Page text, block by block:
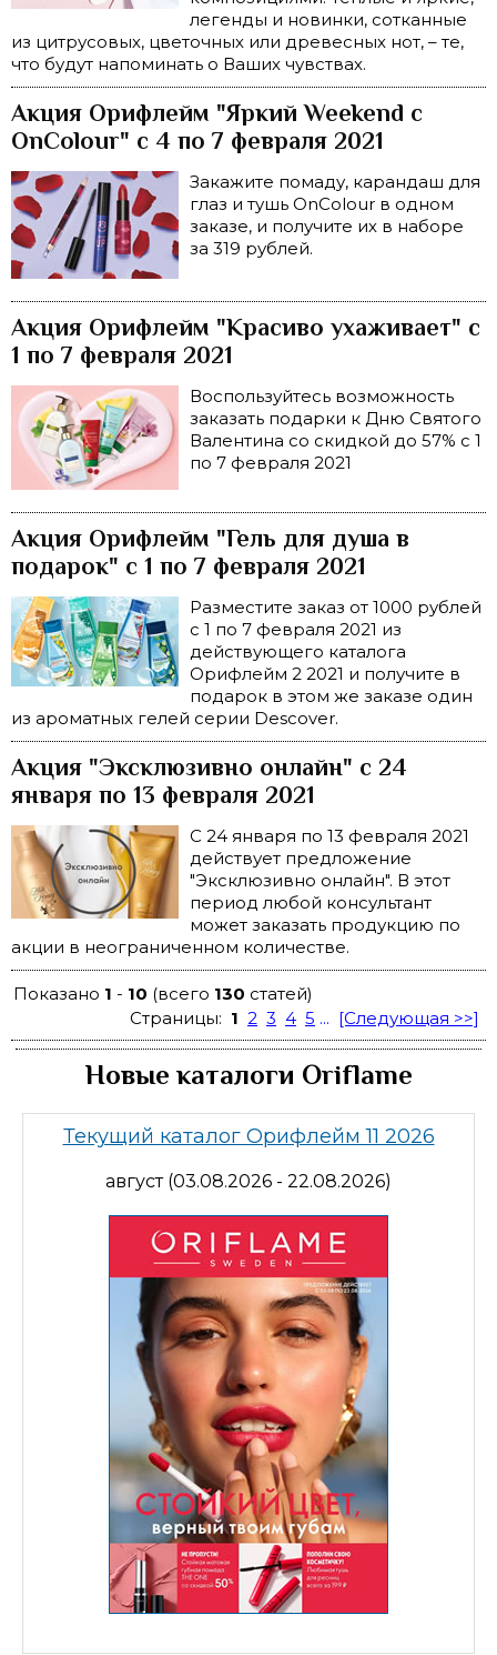
легенды и новинки, сотканные
из цитрусовых, цветочных или древесных нот, – те,
что будут напоминать о Ваших чувствах.
Акция Орифлейм "Яркий Weekend с
OnColour" с 4 по 7 февраля 2021
Закажите помаду, карандаш для
глаз и тушь OnColour в одном
заказе, и получите их в наборе
за 319 рублей.
Акция Орифлейм "Красиво ухаживает" с
1 по 7 февраля 2021
Воспользуйтесь возможность
заказать подарки к Дню Святого
Валентина со скидкой до 57% с 1
по 7 февраля 2021
Акция Орифлейм "Гель для душа в
подарок" с 1 по 7 февраля 2021
Разместите заказ от 1000 рублей
с 1 по 7 февраля 2021 из
действующего каталога
Орифлейм 2 2021 и получите в
подарок в этом же заказе один
из ароматных гелей серии Descover.
Акция "Эксклюзивно онлайн" c 24
января по 13 февраля 2021
С 24 января по 13 февраля 2021
действует предложение
"Эксклюзивно онлайн". В этот
период любой консультант
может заказать продукцию по
акции в неограниченном количестве.
Показано 1 - 10 (всего 130 статей)
Страницы: 1 2 3 4 5 ... [Следующая >>]
Новые каталоги Oriflame
Текущий каталог Орифлейм 11 2026
август (03.08.2026 - 22.08.2026)